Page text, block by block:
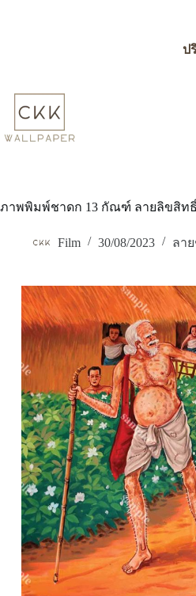
ป
ภาพพิมพ์ชาดก 13 กัณฑ์ ลายลิขสิทธิ์
Film 30/08/2023 ลา